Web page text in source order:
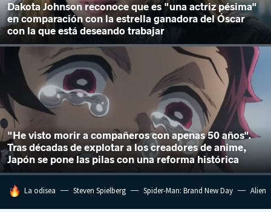
Dakota Johnson reconoce que es "una actriz pésima"
en comparación con la estrella ganadora del Óscar
con la que está deseando trabajar
"He visto morir a compañeros con apenas 50 años".
Tras décadas de explotar a los creadores de anime,
Japón se pone las pilas con una reforma histórica
HOY SE HABLA DE
La odisea Steven Spielberg Spider-Man: Brand New Day Alien